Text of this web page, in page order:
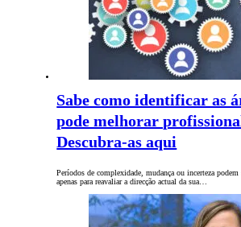
Sabe como identificar as
pode melhorar
Descubra-as aqui
Períodos de complexidade, mudança ou incerteza podem
apenas para reavaliar a direcção actual da sua…